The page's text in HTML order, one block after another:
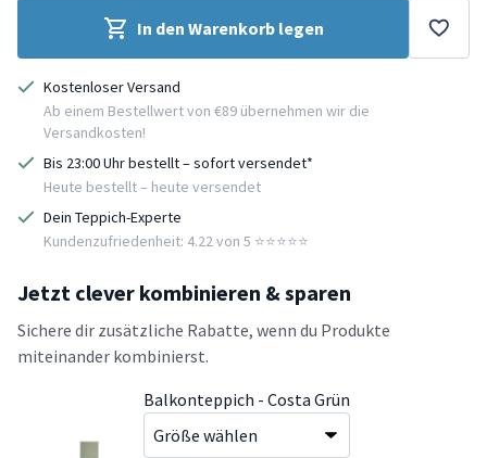
In den Warenkorb legen
Kostenloser Versand
Ab einem Bestellwert von €89 übernehmen wir die
Versandkosten!
Bis 23:00 Uhr bestellt – sofort versendet*
Heute bestellt – heute versendet
Dein Teppich-Experte
Kundenzufriedenheit: 4.22 von 5 ⭐️⭐️⭐️⭐️⭐️
Jetzt clever kombinieren & sparen
Sichere dir zusätzliche Rabatte, wenn du Produkte
miteinander kombinierst.
Balkonteppich - Costa Grün